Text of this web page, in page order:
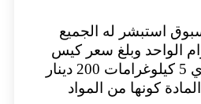
استبشر له الجميع
دينار للكيلوغرام الواحد وبلغ سعر كيس
من 10 كيلوغرامات 400 دينار وسعر كيس يحوي 5 كيلوغرامات 200 دينار
كونها من المواد